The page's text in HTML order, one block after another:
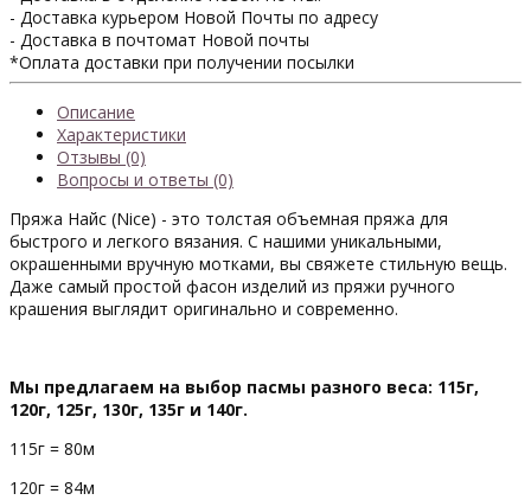
- Доставка курьером Новой Почты по адресу
- Доставка в почтомат Новой почты
*Оплата доставки при получении посылки
Описание
Характеристики
Отзывы (0)
Вопросы и ответы (0)
Пряжа Найс (Nice) - это толстая объемная пряжа для
быстрого и легкого вязания. С нашими уникальными,
окрашенными вручную мотками, вы свяжете стильную вещь.
Даже самый простой фасон изделий из пряжи ручного
крашения выглядит оригинально и современно.
Мы предлагаем на выбор пасмы разного веса: 115г,
120г, 125г, 130г, 135г и 140г.
115г = 80м
120г = 84м